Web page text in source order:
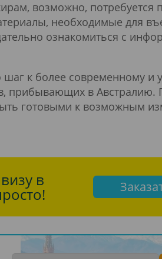
возможно, потребуется
необходимые для
ознакомиться с
к более современному и
прибывающих в Австралию.
готовыми к возможным
в